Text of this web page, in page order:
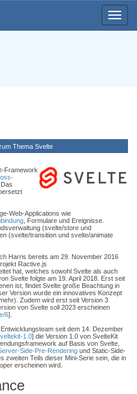
Toggle
Thema Svelte
-Framework
. Das
Web-Applications wie
, Formulare und Ereignisse.
(svelte/store und
(svelte/transition und svelte/animate
Harris bereits am 29. November 2016
Ractive.js
hat, welches sowohl Svelte als auch
Svelte folgte am 19. April 2018. Erst seit
ist, findet Svelte große Beachtung in
Version wurde ein innovatives Konzept
Zudem wird erst seit Version 3
von Svelte soll 2023 erscheinen
6].
seit dem 14. Dezember
1.0] die Version 1.0 von SvelteKit
auf Basis von Svelte,
Side-Pre-Rendering und Static-Side-
zweiten Teils dieser Mini-Serie sein, die in
erscheinen wird.